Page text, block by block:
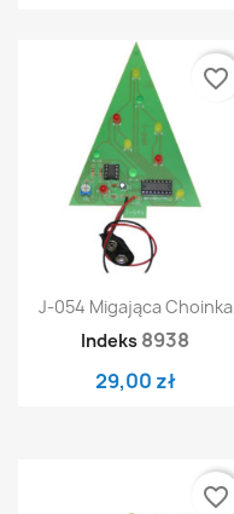
J-054 Migająca Choinka
Indeks 8938
29,00 zł
favorite_border
favorite_border